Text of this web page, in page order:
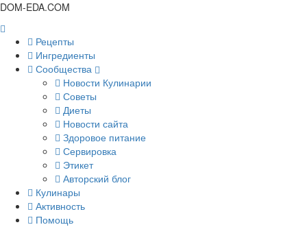
DOM-EDA.COM
Рецепты
Ингредиенты
Сообщества
Новости Кулинарии
Советы
Диеты
Новости сайта
Здоровое питание
Сервировка
Этикет
Авторский блог
Кулинары
Активность
Помощь